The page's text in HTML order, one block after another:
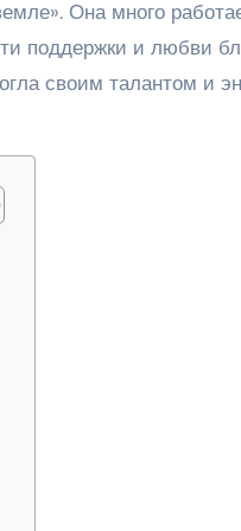
Она много
поддержки и любви
своим талантом и